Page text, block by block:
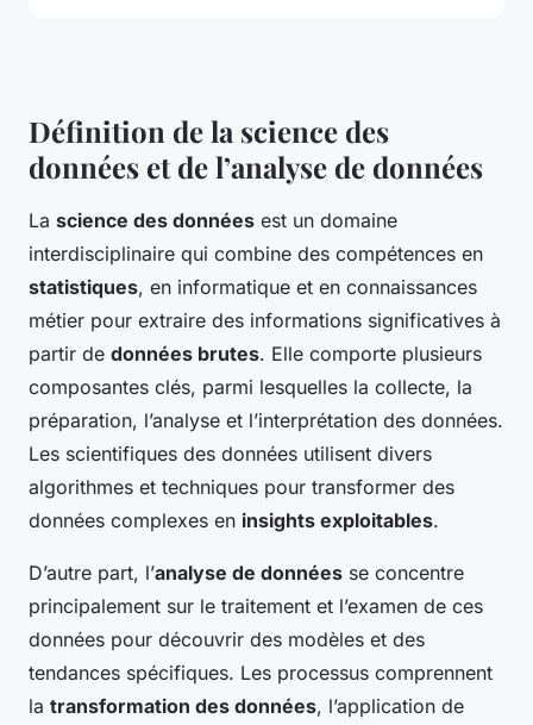
Définition de la science des
données et de l’analyse de données
La science des données est un domaine
interdisciplinaire qui combine des compétences en
statistiques, en informatique et en connaissances
métier pour extraire des informations significatives à
partir de données brutes. Elle comporte plusieurs
composantes clés, parmi lesquelles la collecte, la
préparation, l’analyse et l’interprétation des données.
Les scientifiques des données utilisent divers
algorithmes et techniques pour transformer des
données complexes en insights exploitables.
D’autre part, l’analyse de données se concentre
principalement sur le traitement et l’examen de ces
données pour découvrir des modèles et des
tendances spécifiques. Les processus comprennent
la transformation des données, l’application de